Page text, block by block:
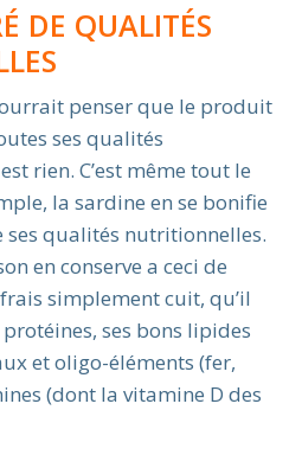
DE QUALITÉS
penser que le produit
ses qualités
rien. C’est même tout le
la sardine en se bonifie
ses qualités nutritionnelles.
en conserve a ceci de
simplement cuit, qu’il
ses bons lipides
et oligo-éléments (fer,
(dont la vitamine D des